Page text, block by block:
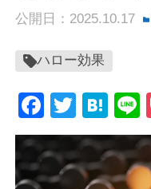
HRコラム
お知らせ
会社情報
よくある質問
公開日：2025.10.17
ハロー効果